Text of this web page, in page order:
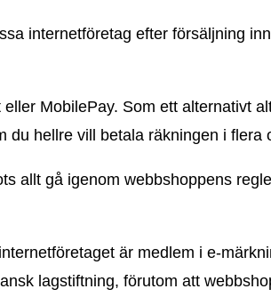
internetföretag efter försäljning
MobilePay. Som ett alternativt
hellre vill betala räkningen i flera
allt gå igenom webbshoppens
är medlem i e-
lagstiftning, förutom att